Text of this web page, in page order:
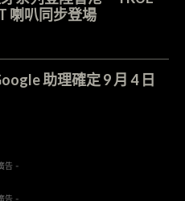
喇叭同步登場
助理確定 9 月 4 日
告 -
告 -